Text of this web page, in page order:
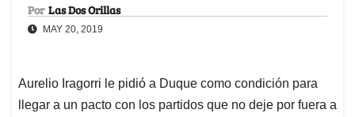
Por Las Dos Orillas
MAY 20, 2019
Aurelio Iragorri le pidió a Duque como condición para
llegar a un pacto con los partidos que no deje por fuera a